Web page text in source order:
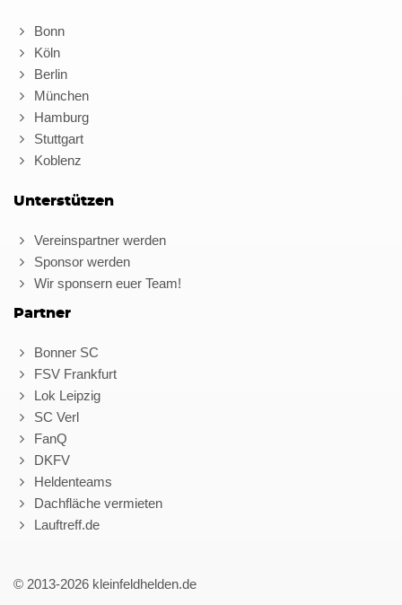
Bonn
Köln
Berlin
München
Hamburg
Stuttgart
Koblenz
Unterstützen
Vereinspartner werden
Sponsor werden
Wir sponsern euer Team!
Partner
Bonner SC
FSV Frankfurt
Lok Leipzig
SC Verl
FanQ
DKFV
Heldenteams
Dachfläche vermieten
Lauftreff.de
© 2013-2026 kleinfeldhelden.de